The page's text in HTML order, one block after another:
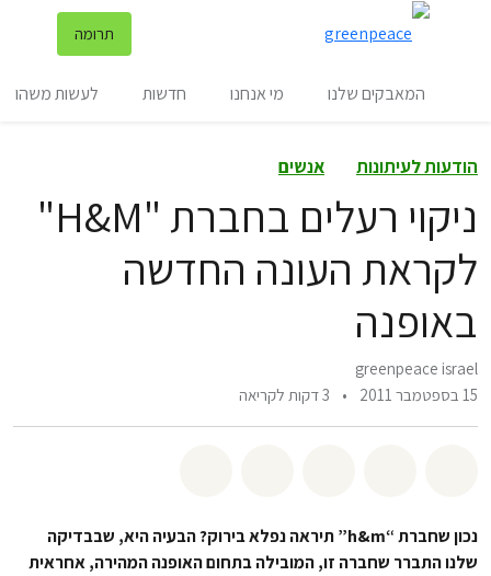
תרומה
המאבקים שלנו מי אנחנו חדשות לעשות משהו
הודעות לעיתונות אנשים
ניקוי רעלים בחברת "H&M"
לקראת העונה החדשה
באופנה
greenpeace israel
15 בספטמבר 2011
• 3 דקות לקריאה
נכון שחברת “h&m” תיראה נפלא בירוק? הבעיה היא, שבבדיקה
שלנו התברר שחברה זו, המובילה בתחום האופנה המהירה, אחראית